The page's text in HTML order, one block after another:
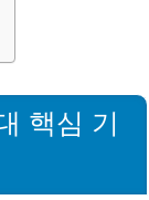
핵심 기